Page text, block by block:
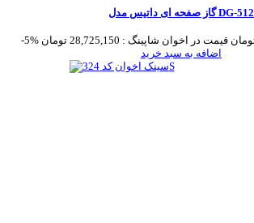
گاز صفحه ای داتیس مدل DG-512
-5% قیمت در اخوان شاپینگ : 28,725,150 تومان
اضافه به سبد خرید